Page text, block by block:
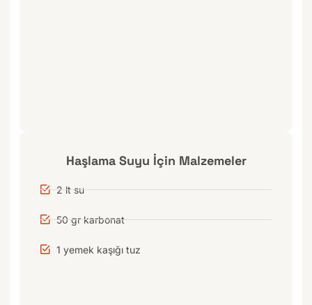
Haşlama Suyu İçin Malzemeler
2 lt su
50 gr karbonat
1 yemek kaşığı tuz